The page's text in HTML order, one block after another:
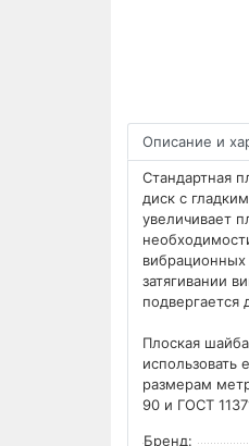
Описание и
Стандартная
диск с
увеличивает
затягивании
подвергается
Плоская
использовать
размерам
90 и ГОСТ
Бренд: